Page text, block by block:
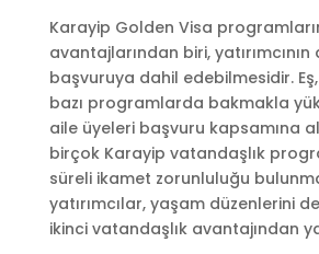
Karayip Golden Visa
avantajlarından biri, yatırımcının
başvuruya dahil edebilmesidir.
bazı programlarda bakmakla
aile üyeleri başvuru kapsamına
birçok Karayip vatandaşlık
süreli ikamet zorunluluğu
yatırımcılar, yaşam düzenlerini
ikinci vatandaşlık avantajından